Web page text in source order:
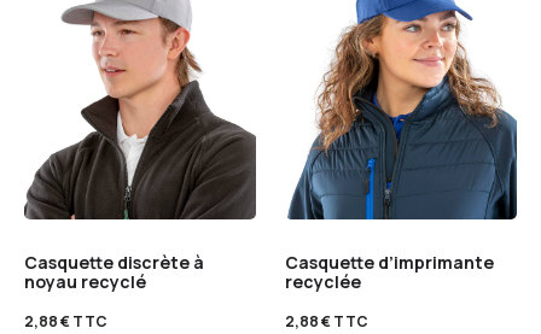
Casquette discrète à
noyau recyclé
2,88€TTC
Casquette d’imprimante
recyclée
2,88€TTC